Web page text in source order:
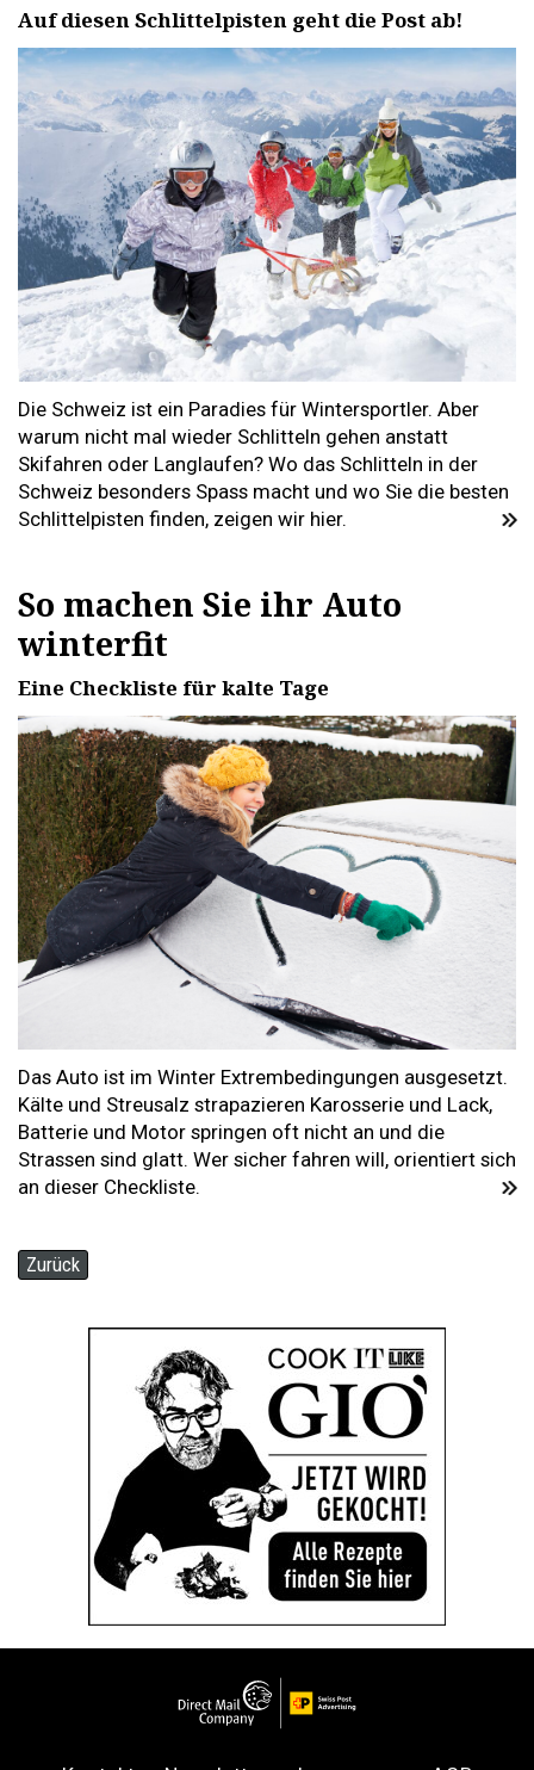
Auf diesen Schlittelpisten geht die Post ab!
Die Schweiz ist ein Paradies für Wintersportler. Aber
warum nicht mal wieder Schlitteln gehen anstatt
Skifahren oder Langlaufen? Wo das Schlitteln in der
Schweiz besonders Spass macht und wo Sie die besten
Schlittelpisten finden, zeigen wir hier.
So machen Sie ihr Auto
winterfit
Eine Checkliste für kalte Tage
Das Auto ist im Winter Extrembedingungen ausgesetzt.
Kälte und Streusalz strapazieren Karosserie und Lack,
Batterie und Motor springen oft nicht an und die
Strassen sind glatt. Wer sicher fahren will, orientiert sich
an dieser Checkliste.
Zurück